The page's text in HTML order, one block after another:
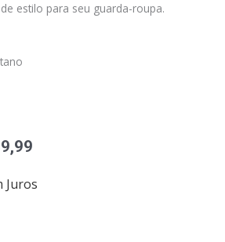
estilo para seu guarda-roupa.
atual
Juros